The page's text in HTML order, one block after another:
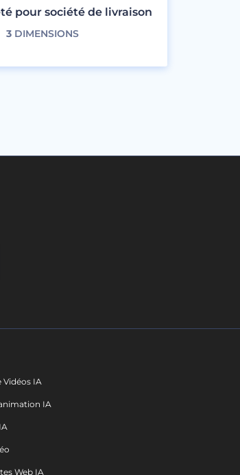
pour société de livraison
3DIMENSIONS
Vidéos IA
IA
Web IA